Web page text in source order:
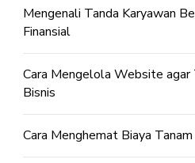
Mengenali Tanda Karyawan
Finansial
Cara Mengelola Website
Bisnis
Cara Menghemat Biaya